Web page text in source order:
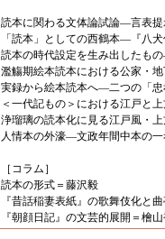
読本に関わる文体論試論―言表
「読本」としての西鶴本―『八
読本の時代設定を生み出したも
濫觴期絵本読本における公家・
実録から絵本読本へ―二つの「
＜一代記もの＞における江戸と
浄瑠璃の読本化に見る江戸風・
人情本の外濠―文政年間中本の
［コラム］
読本の形式＝藤沢毅
『昔話稲妻表紙』の歌舞伎化と
『朝顔日記』の文芸的展開＝檜